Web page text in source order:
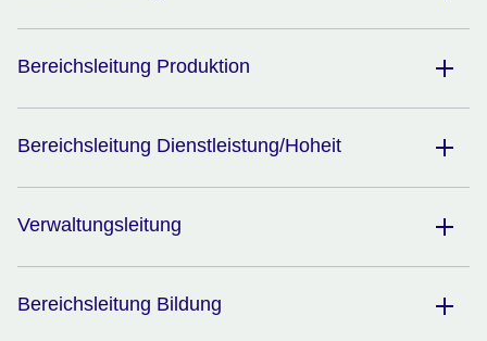
Bereichsleitung Produktion
Bereichsleitung Dienstleistung/Hoheit
Verwaltungsleitung
Bereichsleitung Bildung